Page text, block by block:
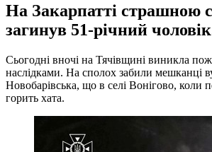
На Закарпатті страшною
загинув 51-річний
Сьогодні вночі на Тячівщині виникла
наслідками. На сполох забили мешканці
Новобарівська, що в селі Вонігово, коли
горить хата.